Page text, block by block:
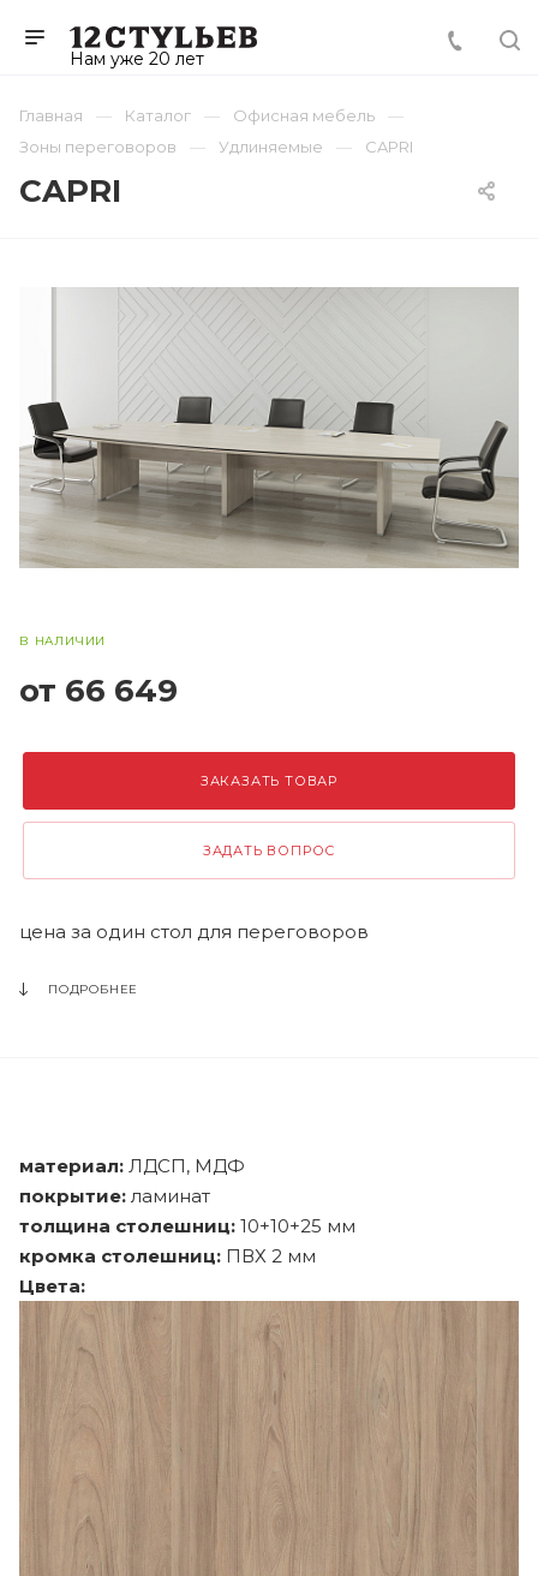
Нам уже 20 лет
Главная Каталог
Офисная мебель
Зоны переговоров
Удлиняемые CAPRI
CAPRI
В НАЛИЧИИ
от 66 649
ЗАКАЗАТЬ ТОВАР
ЗАДАТЬ ВОПРОС
цена за один стол для переговоров
ПОДРОБНЕЕ
материал: ЛДСП, МДФ
покрытие: ламинат
толщина столешниц: 10+10+25 мм
кромка столешниц: ПВХ 2 мм
Цвета: